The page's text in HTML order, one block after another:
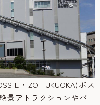
E・ZO FUKUOKA(ボス
景アトラクションやバー